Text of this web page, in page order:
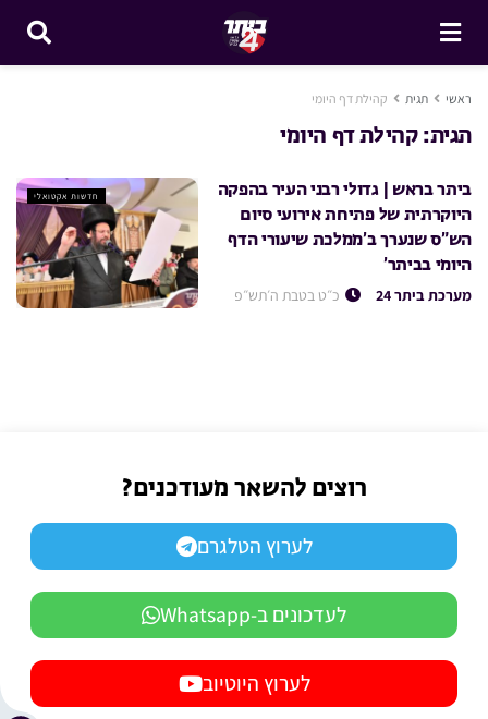
ראשי תגית קהילת דף היומי
תגית:קהילת דף היומי
חדשות אקטואלי
ביתר בראש | גדולי רבני העיר בהפקה
היוקרתית של פתיחת אירועי סיום
הש”ס שנערך ב’ממלכת שיעורי הדף
היומי בביתר’
מערכת ביתר 24 כ״ט בטבת ה׳תש״פ
רוצים להשאר מעודכנים?
לערוץ הטלגרם
לעדכונים ב-Whatsapp
לערוץ היוטיוב